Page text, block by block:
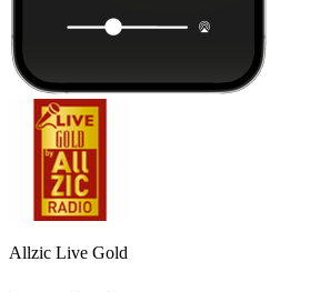
Allzic Live Gold